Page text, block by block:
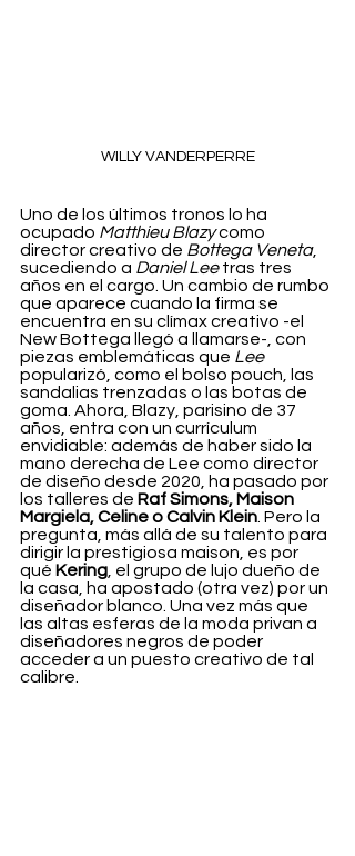
WILLY VANDERPERRE
Uno de los últimos tronos lo ha
ocupado Matthieu Blazy como
director creativo de Bottega Veneta,
sucediendo a Daniel Lee tras tres
años en el cargo. Un cambio de rumbo
que aparece cuando la firma se
encuentra en su clímax creativo -el
New Bottega llegó a llamarse-, con
piezas emblemáticas que Lee
popularizó, como el bolso pouch, las
sandalias trenzadas o las botas de
goma. Ahora, Blazy, parisino de 37
años, entra con un currículum
envidiable: además de haber sido la
mano derecha de Lee como director
de diseño desde 2020, ha pasado por
los talleres de Raf Simons, Maison
Margiela, Celine o Calvin Klein. Pero la
pregunta, más allá de su talento para
dirigir la prestigiosa maison, es por
qué Kering, el grupo de lujo dueño de
la casa, ha apostado (otra vez) por un
diseñador blanco. Una vez más que
las altas esferas de la moda privan a
diseñadores negros de poder
acceder a un puesto creativo de tal
calibre.